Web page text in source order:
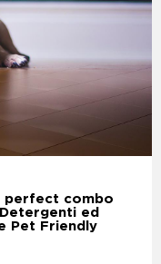
perfect combo
ed
Pet Friendly